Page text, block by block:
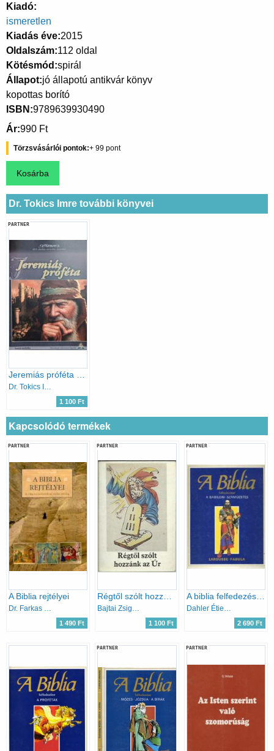
Kiadó
ismeretlen
Kiadás éve 2015
Oldalszám 112 oldal
Kötésmód spirál
Állapot jó állapotú antikvár könyv
kopottas borító
ISBN 9789639930490
Ár 990 Ft
Törzsvásárlói pontok 99
Dr. Tokics Imre további könyvei
PARTNER
Dr. Tokics Imre
1 100 Ft
Kapcsolódó termékek
PARTNER
A Biblia rejtélyei
Dr. Farkas Henrik
1 490 Ft
PARTNER
Bajtai Zsigmond
1 100 Ft
PARTNER
A biblia felfedezése: A babiloni száműzetés
Dahler Étienne
2 690 Ft
PARTNER PARTNER